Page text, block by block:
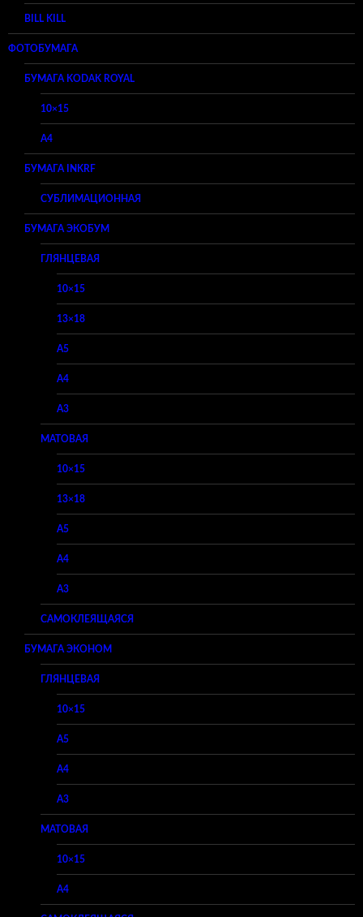
BILL KILL
ФОТОБУМАГА
БУМАГА KODAK ROYAL
10×15
A4
БУМАГА INKRF
СУБЛИМАЦИОННАЯ
БУМАГА ЭКОБУМ
ГЛЯНЦЕВАЯ
10×15
13×18
A5
A4
A3
МАТОВАЯ
10×15
13×18
A5
A4
A3
САМОКЛЕЯЩАЯСЯ
БУМАГА ЭКОНОМ
ГЛЯНЦЕВАЯ
10×15
A5
A4
A3
МАТОВАЯ
10×15
A4